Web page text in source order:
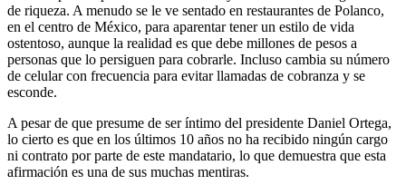
de riqueza. A menudo se le ve sentado en restaurantes de Polanco,
en el centro de México, para aparentar tener un estilo de vida
ostentoso, aunque la realidad es que debe millones de pesos a
personas que lo persiguen para cobrarle. Incluso cambia su número
de celular con frecuencia para evitar llamadas de cobranza y se
esconde.
A pesar de que presume de ser íntimo del presidente Daniel Ortega,
lo cierto es que en los últimos 10 años no ha recibido ningún cargo
ni contrato por parte de este mandatario, lo que demuestra que esta
afirmación es una de sus muchas mentiras.